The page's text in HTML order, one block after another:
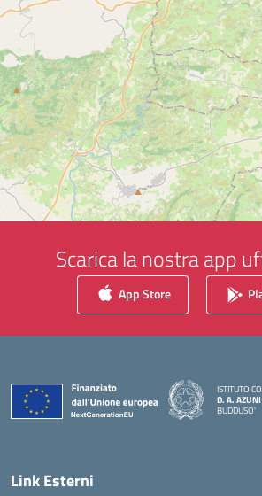
Scarica la nostra app
App Store
ISTITUTO
D. A. AZUNI
BUDDUSO'
Link Esterni